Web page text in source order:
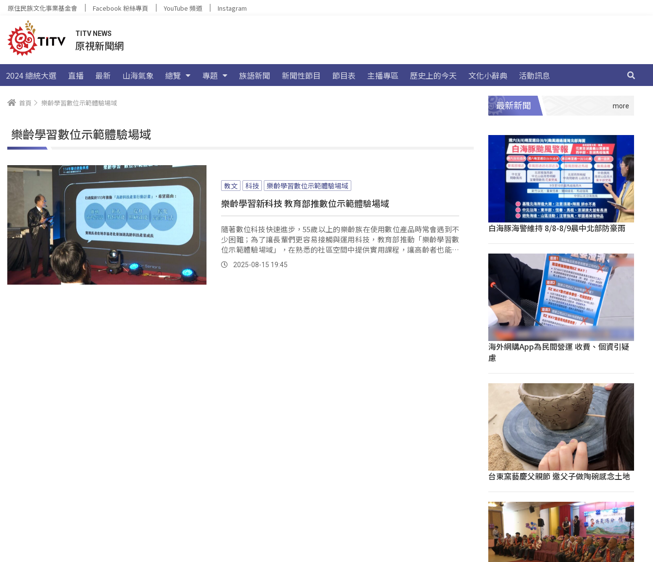
原住民族文化事業基金會 Facebook 粉絲專頁 YouTube 頻道 Instagram
TITV NEWS
原視新聞網
2024 總統大選 直播 最新 山海氣象 總覽 專題 族語新聞 新聞性節目 節目表 主播專區 歷史上的今天 文化小辭典 活動訊息
首頁 樂齡學習數位示範體驗場域
樂齡學習數位示範體驗場域
教文 科技 樂齡學習數位示範體驗場域
樂齡學習新科技 教育部推數位示範體驗場域
隨著數位科技快速進步，55歲以上的樂齡族在使用數位產品時常會遇到不
少困難；為了讓長輩們更容易接觸與運用科技，教育部推動「樂齡學習數
位示範體驗場域」，在熟悉的社區空間中提供實用課程，讓高齡者也能安
心學習、逐步建立數位信心。
2025-08-15 19:45
最新新聞
白海豚海警維持 8/8-8/9晨中北部防豪雨
海外網購App為民間營運 收費、個資引疑
慮
台東窯藝慶父親節 邀父子做陶碗感念土地